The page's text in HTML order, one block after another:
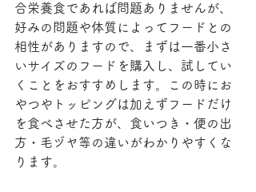
合栄養食であれば問題ありませんが、
好みの問題や体質によってフードとの
相性がありますので、まずは一番小さ
いサイズのフードを購入し、試してい
くことをおすすめします。この時にお
やつやトッピングは加えずフードだけ
を食べさせた方が、食いつき・便の出
方・毛ヅヤ等の違いがわかりやすくな
ります。